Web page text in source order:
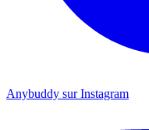
Anybuddy sur Instagram